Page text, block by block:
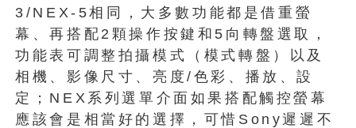
3/NEX-5相同，大多數功能都是借重螢
幕、再搭配2顆操作按鍵和5向轉盤選取，
功能表可調整拍攝模式（模式轉盤）以及
相機、影像尺寸、亮度/色彩、播放、設
定；NEX系列選單介面如果搭配觸控螢幕
應該會是相當好的選擇，可惜Sony遲遲不